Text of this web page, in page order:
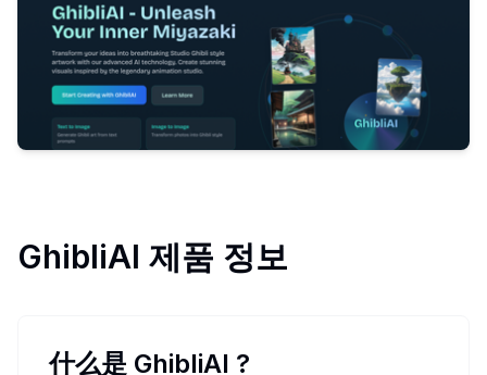
GhibliAI 제품 정보
什么是 GhibliAI ?